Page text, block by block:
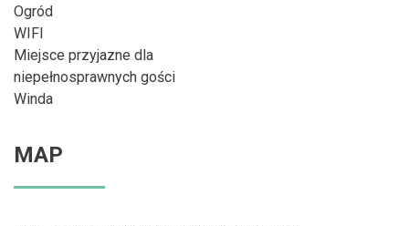
Ogród
WIFI
Miejsce przyjazne dla
niepełnosprawnych gości
Winda
MAP